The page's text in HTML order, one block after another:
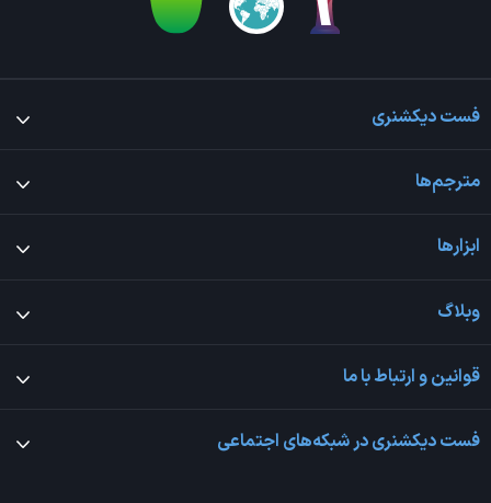
فست دیکشنری
مترجم‌ها
ابزارها
وبلاگ
قوانین و ارتباط با ما
فست دیکشنری در شبکه‌های اجتماعی